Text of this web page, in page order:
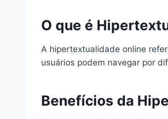
O que é
A hipertextualidade online
usuários podem navegar por
Benefícios da